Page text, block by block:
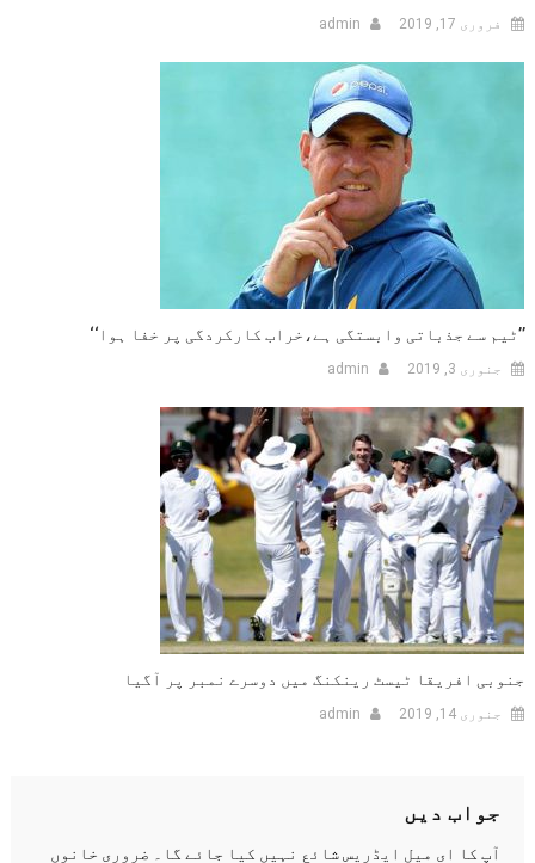
فروری 17, 2019 admin
’’ٹیم سے جذباتی وابستگی ہے،خراب کارکردگی پر خفا ہوا‘‘
جنوری 3, 2019 admin
جنوبی افریقا ٹیسٹ رینکنگ میں دوسرے نمبر پر آگیا
جنوری 14, 2019 admin
جواب دیں
آپ کا ای میل ایڈریس شائع نہیں کیا جائے گا۔ ضروری خانوں